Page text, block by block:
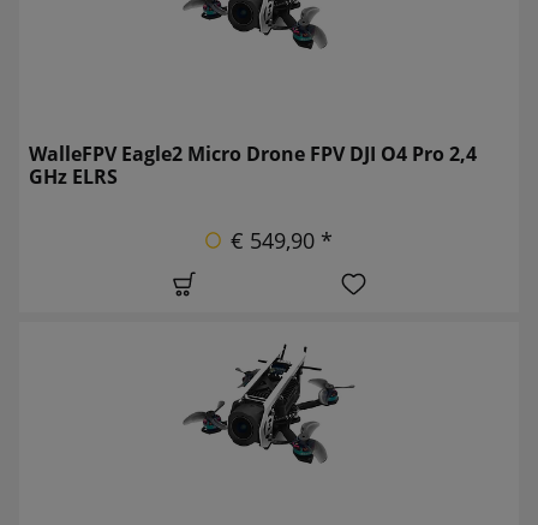
WalleFPV Eagle2 Micro Drone FPV DJI O4 Pro 2,4
GHz ELRS
€ 549,90 *